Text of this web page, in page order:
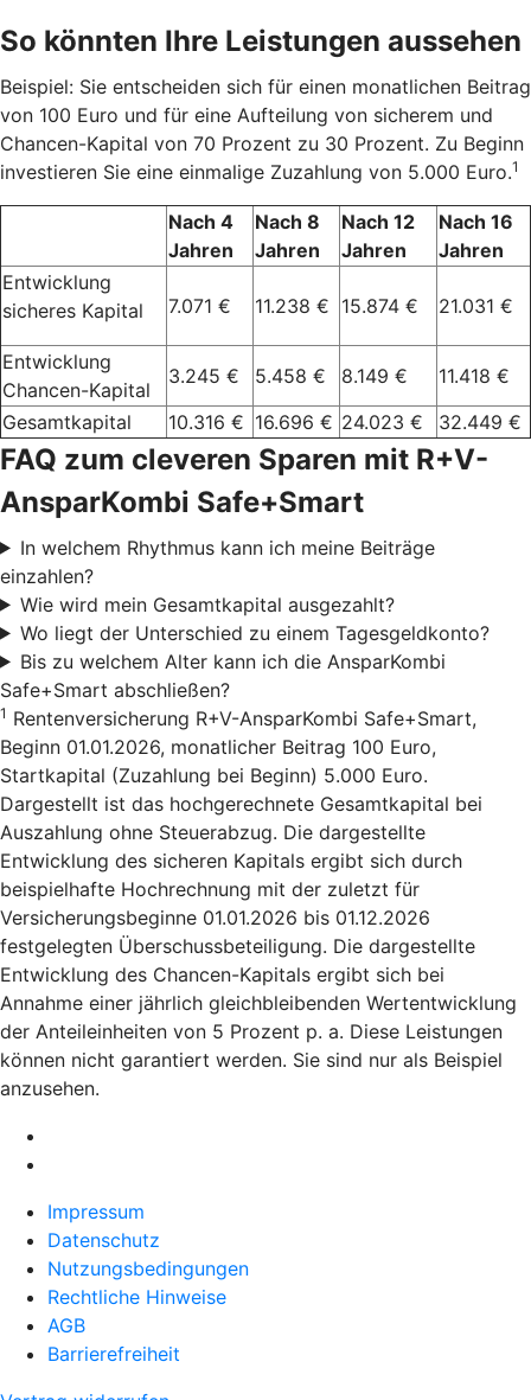
So könnten Ihre Leistungen aussehen
Beispiel: Sie entscheiden sich für einen monatlichen Beitrag
von 100 Euro und für eine Aufteilung von sicherem und
Chancen-Kapital von 70 Prozent zu 30 Prozent. Zu Beginn
investieren Sie eine einmalige Zuzahlung von 5.000 Euro.1
Nach 4
Jahren
Nach 8
Jahren
Nach 12
Jahren
Nach 16
Jahren
Entwicklung
sicheres Kapital
7.071 € 11.238 € 15.874 € 21.031 €
Entwicklung
Chancen-Kapital
3.245 € 5.458 € 8.149 €
11.418 €
Gesamtkapital
10.316 € 16.696 € 24.023 € 32.449 €
FAQ zum cleveren Sparen mit R+V-
AnsparKombi Safe+Smart
In welchem Rhythmus kann ich meine Beiträge
einzahlen?
Wie wird mein Gesamtkapital ausgezahlt?
Wo liegt der Unterschied zu einem Tagesgeldkonto?
Bis zu welchem Alter kann ich die AnsparKombi
Safe+Smart abschließen?
1 Rentenversicherung R+V-AnsparKombi Safe+Smart,
Beginn 01.01.2026, monatlicher Beitrag 100 Euro,
Startkapital (Zuzahlung bei Beginn) 5.000 Euro.
Dargestellt ist das hochgerechnete Gesamtkapital bei
Auszahlung ohne Steuerabzug. Die dargestellte
Entwicklung des sicheren Kapitals ergibt sich durch
beispielhafte Hochrechnung mit der zuletzt für
Versicherungsbeginne 01.01.2026 bis 01.12.2026
festgelegten Überschussbeteiligung. Die dargestellte
Entwicklung des Chancen-Kapitals ergibt sich bei
Annahme einer jährlich gleichbleibenden Wertentwicklung
der Anteileinheiten von 5 Prozent p. a. Diese Leistungen
können nicht garantiert werden. Sie sind nur als Beispiel
anzusehen.
Impressum
Datenschutz
Nutzungsbedingungen
Rechtliche Hinweise
AGB
Barrierefreiheit